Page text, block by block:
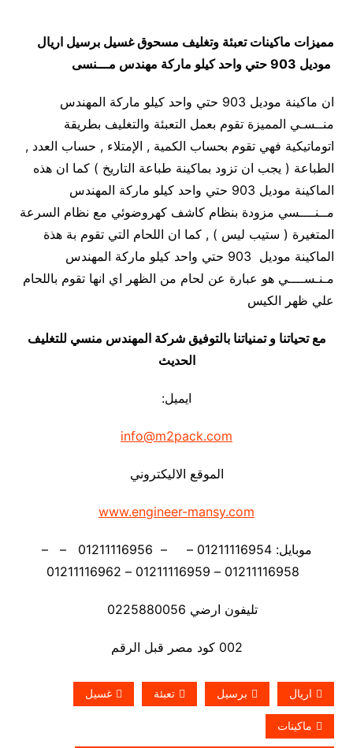
مميزات ماكينات تعبئة وتغليف مسحوق غسيل برسيل اريال
موديل 903 حتي واحد كيلو ماركة مهندس مـــنسى
ان ماكينة موديل 903 حتي واحد كيلو ماركة المهندس
منــسـي المميزة تقوم بعمل التعبئة والتغليف بطريقة
اتوماتيكية فهي تقوم بحساب الكمية , الإمتلاء , حساب العدد ,
الطباعة ( يجب ان تزود بماكينة طباعة التاريخ ) كما ان هذه
الماكينة موديل 903 حتي واحد كيلو ماركة المهندس
مــنــــسي مزودة بنظام كاشف كهروضوئي مع نظام السرعة
المتغيرة ( ستيب ليس ) , كما ان اللحام التي تقوم بة هذة
الماكينة موديل 903 حتي واحد كيلو ماركة المهندس
مـنـســــي هو عبارة عن لحام من الظهر اي انها تقوم باللحام
علي ظهر الكيس
مع تحياتنا و تمنياتنا بالتوفيق شركة المهندس منسي للتغليف
الحديث
ايميل:
info@m2pack.com
الموقع الاليكتروني
www.engineer-mansy.com
موبايل: 01211116954 – – 01211116956 – –
تليفون ارضي 0225880056
002 كود مصر قبل الرقم
اريال برسيل تعبئة غسيل
ماكينات